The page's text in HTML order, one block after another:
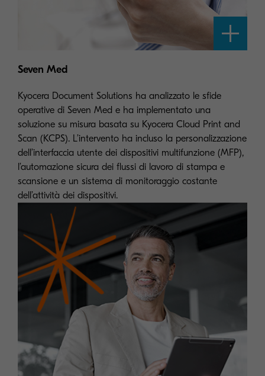
Seven Med
Kyocera Document Solutions ha analizzato le sfide
operative di Seven Med e ha implementato una
soluzione su misura basata su Kyocera Cloud Print and
Scan (KCPS). L’intervento ha incluso la personalizzazione
dell’interfaccia utente dei dispositivi multifunzione (MFP),
l’automazione sicura dei flussi di lavoro di stampa e
scansione e un sistema di monitoraggio costante
dell’attività dei dispositivi.